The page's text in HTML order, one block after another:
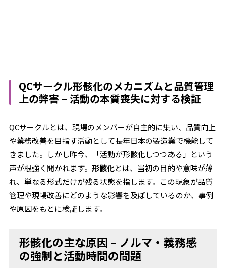
QCサークル形骸化のメカニズムと品質管理
上の弊害 – 活動の本質喪失に対する検証
QCサークルとは、現場のメンバーが自主的に集い、品質向上
や業務改善を目指す活動として長年日本の製造業で機能して
きました。しかし昨今、「活動が形骸化しつつある」という
声が根強く聞かれます。形骸化とは、当初の目的や意味が薄
れ、単なる形式だけが残る状態を指します。この現象が品質
管理や現場改善にどのような影響を及ぼしているのか、事例
や原因をもとに検証します。
形骸化の主な原因 – ノルマ・義務感
の強制と活動時間の問題